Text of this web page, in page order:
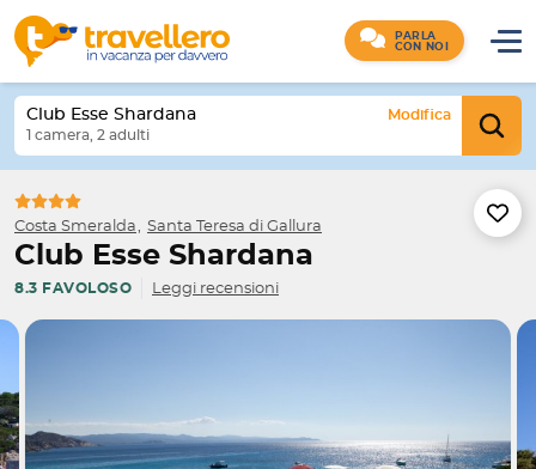
PARLA
CON NOI
Club Esse Shardana
Modifica
1 camera, 2 adulti
Costa Smeralda Santa Teresa di Gallura
Club Esse Shardana
8.3 FAVOLOSO Leggi recensioni